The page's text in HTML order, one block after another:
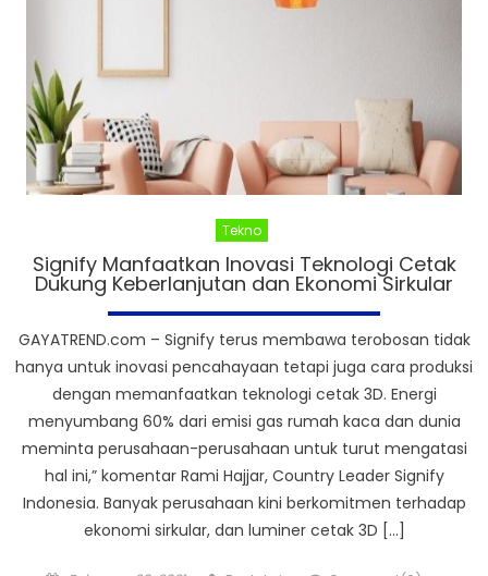
Tekno
Signify Manfaatkan Inovasi Teknologi Cetak
Dukung Keberlanjutan dan Ekonomi Sirkular
GAYATREND.com – Signify terus membawa terobosan tidak
hanya untuk inovasi pencahayaan tetapi juga cara produksi
dengan memanfaatkan teknologi cetak 3D. Energi
menyumbang 60% dari emisi gas rumah kaca dan dunia
meminta perusahaan-perusahaan untuk turut mengatasi
hal ini,” komentar Rami Hajjar, Country Leader Signify
Indonesia. Banyak perusahaan kini berkomitmen terhadap
ekonomi sirkular, dan luminer cetak 3D […]